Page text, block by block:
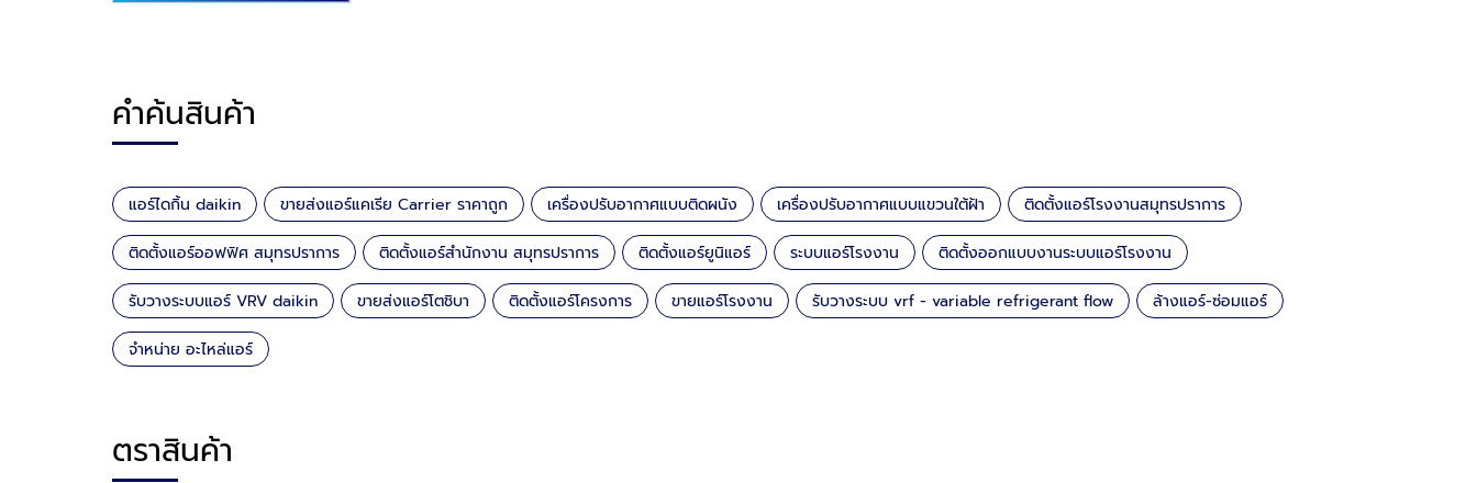
คำค้นสินค้า
แอร์ไดกิ้น daikin ขายส่งแอร์แคเรีย Carrier ราคาถูก เครื่องปรับอากาศแบบติดผนัง เครื่องปรับอากาศแบบแขวนใต้ฝ้า ติดตั้งแอร์โรงงานสมุทรปราการ
ติดตั้งแอร์ออฟฟิศ สมุทรปราการ ติดตั้งแอร์สำนักงาน สมุทรปราการ ติดตั้งแอร์ยูนิแอร์ ระบบแอร์โรงงาน ติดตั้งออกแบบงานระบบแอร์โรงงาน
รับวางระบบแอร์ VRV daikin ขายส่งแอร์โตชิบา ติดตั้งแอร์โครงการ ขายแอร์โรงงาน รับวางระบบ vrf - variable refrigerant flow ล้างแอร์-ซ่อมแอร์
จำหน่าย อะไหล่แอร์
ตราสินค้า